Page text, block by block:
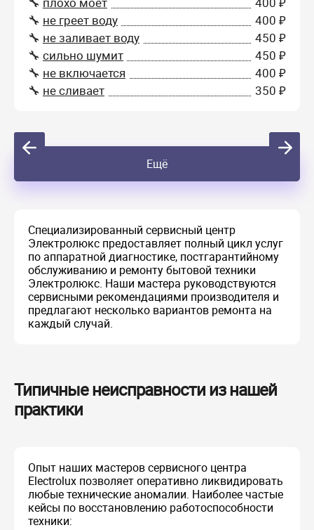
🔧 не греет воду
400 ₽
🔧 не заливает воду
450 ₽
🔧 сильно шумит
450 ₽
🔧 не включается
400 ₽
🔧 не сливает 350 ₽
Ещё
Специализированный сервисный центр
Электролюкс предоставляет полный цикл услуг
по аппаратной диагностике, постгарантийному
обслуживанию и ремонту бытовой техники
Электролюкс. Наши мастера руководствуются
сервисными рекомендациями производителя и
предлагают несколько вариантов ремонта на
каждый случай.
Типичные неисправности из нашей
практики
Опыт наших мастеров сервисного центра
Electrolux позволяет оперативно ликвидировать
любые технические аномалии. Наиболее частые
кейсы по восстановлению работоспособности
техники: